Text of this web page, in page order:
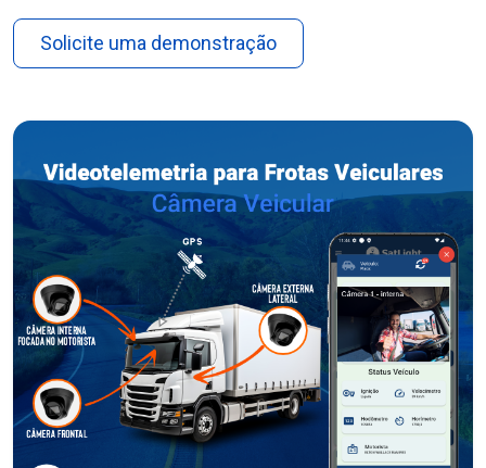
Solicite uma demonstração